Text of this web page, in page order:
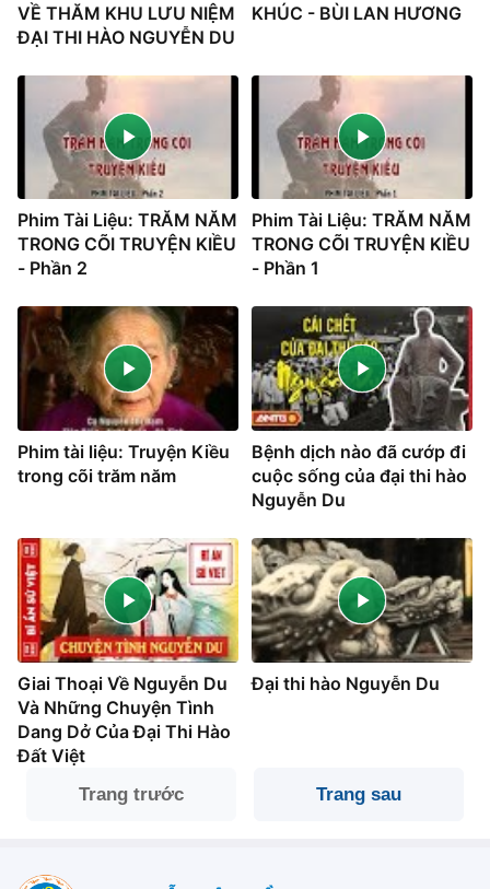
VỀ THĂM KHU LƯU NIỆM
ĐẠI THI HÀO NGUYỄN DU
KHÚC - BÙI LAN HƯƠNG
Phim Tài Liệu: TRĂM NĂM
TRONG CÕI TRUYỆN KIỀU
- Phần 2
Phim Tài Liệu: TRĂM NĂM
TRONG CÕI TRUYỆN KIỀU
- Phần 1
Phim tài liệu: Truyện Kiều
trong cõi trăm năm
Bệnh dịch nào đã cướp đi
cuộc sống của đại thi hào
Nguyễn Du
Giai Thoại Về Nguyễn Du
Và Những Chuyện Tình
Dang Dở Của Đại Thi Hào
Đất Việt
Đại thi hào Nguyễn Du
Trang trước Trang sau